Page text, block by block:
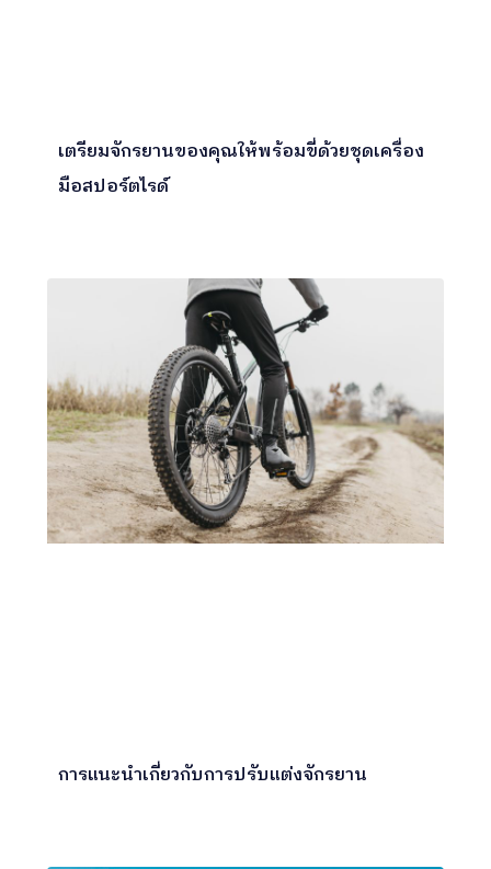
เตรียมจักรยานของคุณให้พร้อมขี่ด้วยชุดเครื่อง
มือสปอร์ตไรด์
การแนะนำเกี่ยวกับการปรับแต่งจักรยาน